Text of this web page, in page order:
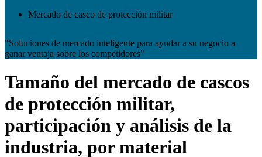
Mercado de casco de protección militar
"Soluciones de mercado inteligente para ayudar a su negocio a
ganar ventaja sobre los competidores"
Tamaño del mercado de cascos
de protección militar,
participación y análisis de la
industria, por material